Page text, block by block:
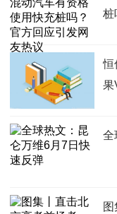
桩
恒
果
全